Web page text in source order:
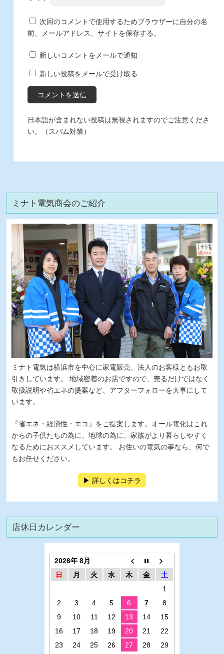
次回のコメントで使用するためブラウザーに自分の名
前、メールアドレス、サイトを保存する。
新しいコメントをメールで通知
新しい投稿をメールで受け取る
日本語が含まれない投稿は無視されますのでご注意くださ
い。（スパム対策）
ミナト電気商会のご紹介
ミナト電気は横浜市を中心に家電販売、法人のお客様ともお取
引きしています。 地域密着のお店ですので、売るだけではなく
取扱説明や省エネの提案など、アフターフォローを大事にして
います。
『省エネ・経済性・エコ』をご提案します。オール電化はこれ
からの子供たちの為に、地球の為に、家族がより暮らしやすく
なるためにおススメしています。 お住いの電気の事なら、何で
もお任せください。
詳しくはコチラ
店休日カレンダー
2026年 8月
日
月 火 水 木 金
土
1
2
3 4 5 6 7
8
9
10 11 12 13 14
15
16
17 18 19 20 21
22
23
24 25 26 27 28
29